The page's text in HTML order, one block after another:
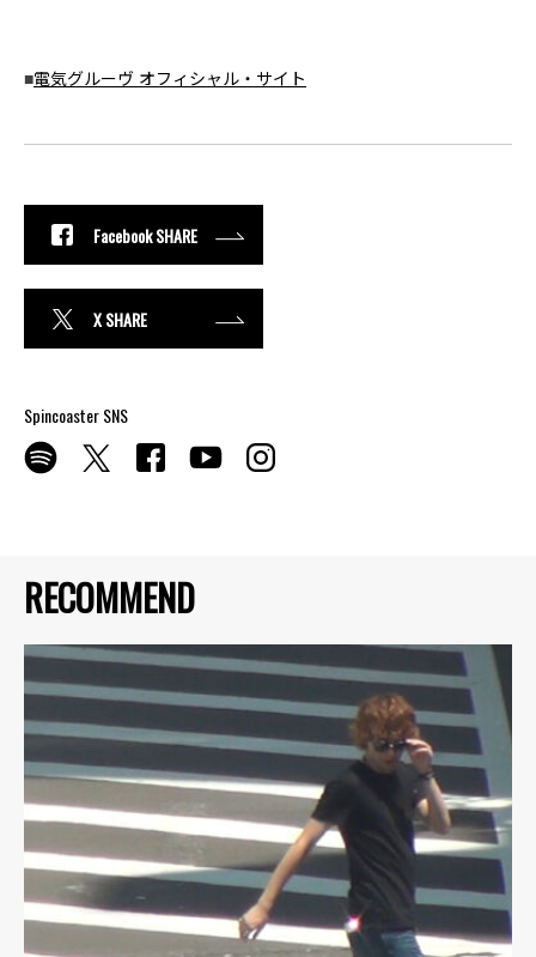
RECOMMEND
■電気グルーヴ オフィシャル・サイト
Facebook SHARE
X SHARE
Spincoaster SNS